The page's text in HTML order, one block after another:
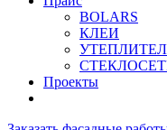
BOLARS
КЛЕИ
Проекты